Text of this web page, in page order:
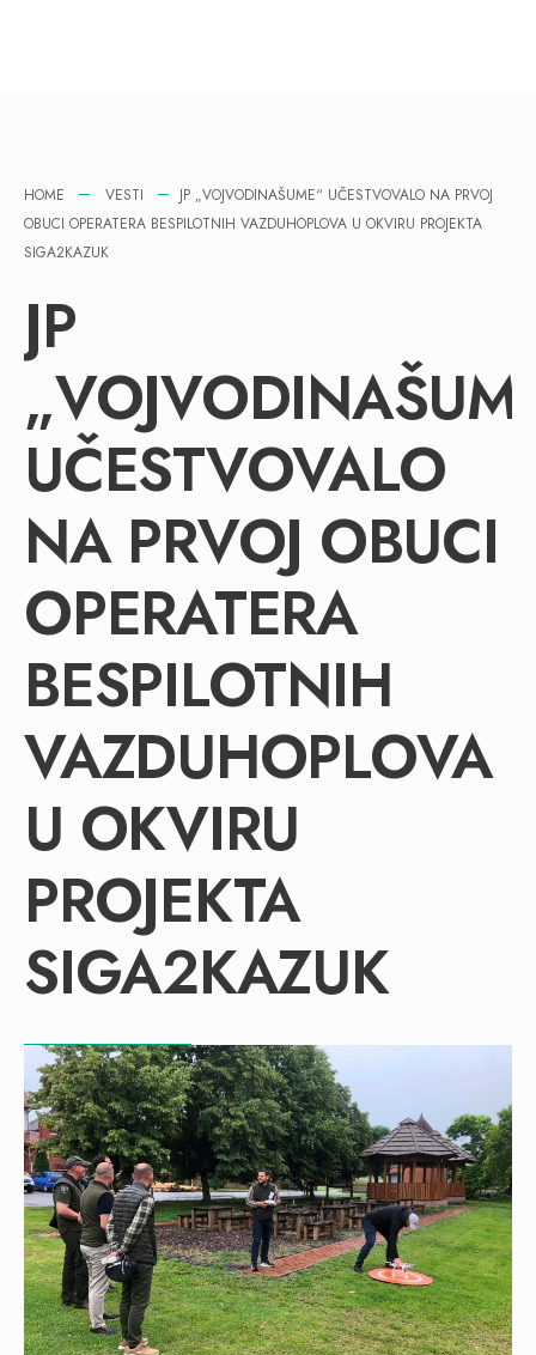
HOME VESTI
JP „VOJVODINAŠUME“ UČESTVOVALO NA PRVOJ
OBUCI OPERATERA BESPILOTNIH VAZDUHOPLOVA U OKVIRU PROJEKTA
SIGA2KAZUK
JP
UČESTVOVALO
NA PRVOJ OBUCI
OPERATERA
BESPILOTNIH
VAZDUHOPLOVA
U OKVIRU
PROJEKTA
SIGA2KAZUK